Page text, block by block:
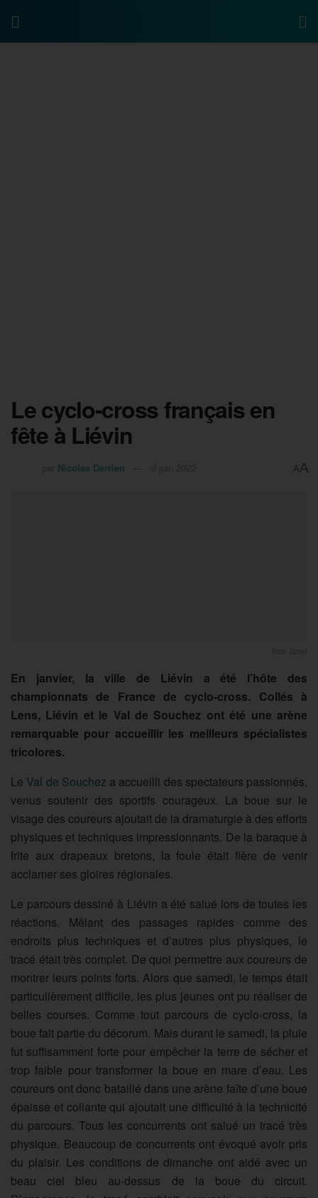
Le cyclo-cross français en
fête à Liévin
Nicolas Derrien AA
En janvier, la ville de Liévin a été l’hôte des
championnats de France de cyclo-cross. Collés à
Lens, Liévin et le Val de Souchez ont été une arène
remarquable pour accueillir les meilleurs spécialistes
tricolores.
Le Val de Souchez a accueilli des spectateurs passionnés,
venus soutenir des sportifs courageux. La boue sur le
visage des coureurs ajoutait de la dramaturgie à des efforts
physiques et techniques impressionnants. De la baraque à
frite aux drapeaux bretons, la foule était fière de venir
acclamer ses gloires régionales.
Le parcours dessiné à Liévin a été salué lors de toutes les
réactions. Mêlant des passages rapides comme des
endroits plus techniques et d’autres plus physiques, le
tracé était très complet. De quoi permettre aux coureurs de
montrer leurs points forts. Alors que samedi, le temps était
particulièrement difficile, les plus jeunes ont pu réaliser de
belles courses. Comme tout parcours de cyclo-cross, la
boue fait partie du décorum. Mais durant le samedi, la pluie
fut suffisamment forte pour empêcher la terre de sécher et
trop faible pour transformer la boue en mare d’eau. Les
coureurs ont donc bataillé dans une arène faîte d’une boue
épaisse et collante qui ajoutait une difficulté à la technicité
du parcours. Tous les concurrents ont salué un tracé très
physique. Beaucoup de concurrents ont évoqué avoir pris
du plaisir. Les conditions de dimanche ont aidé avec un
beau ciel bleu au-dessus de la boue du circuit.